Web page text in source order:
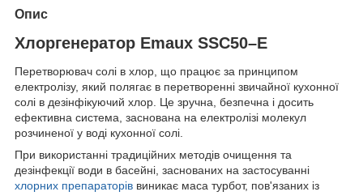
Опис
Хлоргенератор Emaux SSC50–E
Перетворювач солі в хлор, що працює за принципом
електролізу, який полягає в перетворенні звичайної кухонної
солі в дезінфікуючий хлор. Це зручна, безпечна і досить
ефективна система, заснована на електролізі молекул
розчиненої у воді кухонної солі.
При використанні традиційних методів очищення та
дезінфекції води в басейні, заснованих на застосуванні
хлорних препараторів виникає маса турбот, пов'язаних із